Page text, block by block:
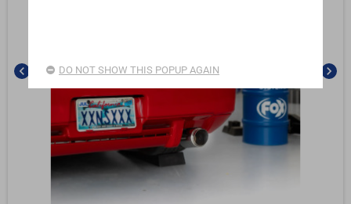
chevron_left chevron_right
DO NOT SHOW THIS POPUP AGAIN